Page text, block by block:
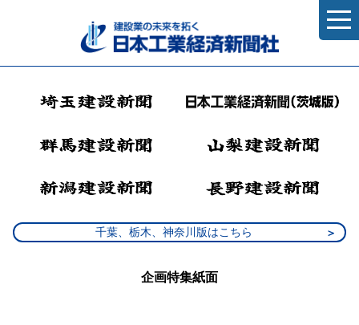
千葉、栃木、神奈川版はこちら
企画特集紙面